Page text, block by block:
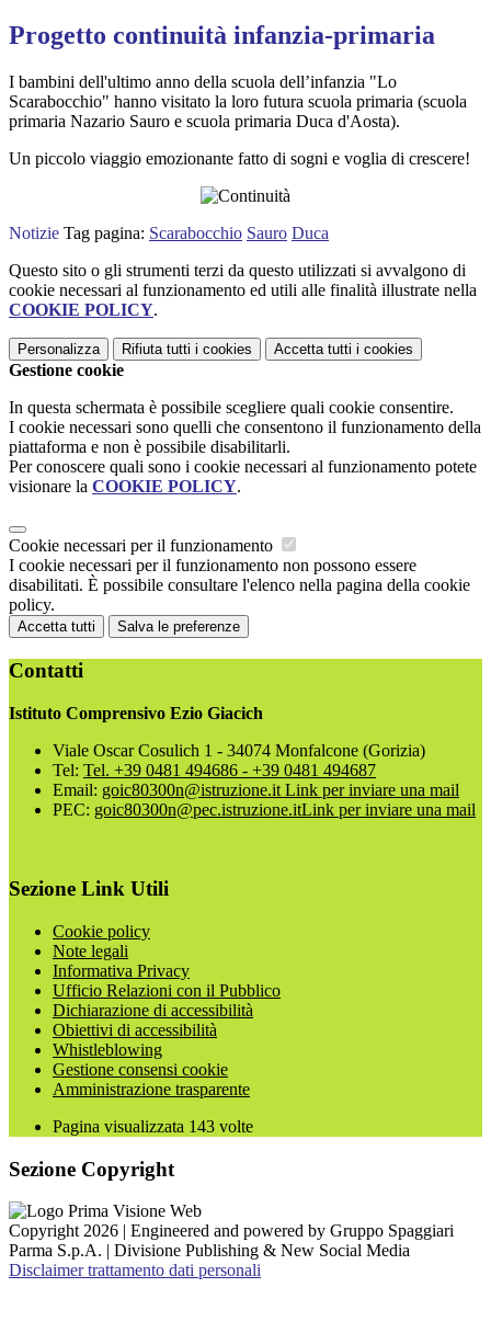
Progetto continuità infanzia-primaria
I bambini dell'ultimo anno della scuola dell’infanzia "Lo
Scarabocchio" hanno visitato la loro futura scuola primaria (scuola
primaria Nazario Sauro e scuola primaria Duca d'Aosta).
Un piccolo viaggio emozionante fatto di sogni e voglia di crescere!
Notizie Tag pagina: Scarabocchio Sauro Duca
Questo sito o gli strumenti terzi da questo utilizzati si avvalgono di
cookie necessari al funzionamento ed utili alle finalità illustrate nella
COOKIE POLICY.
Personalizza Rifiuta tutti i cookies Accetta tutti i cookies
Gestione cookie
In questa schermata è possibile scegliere quali cookie consentire.
I cookie necessari sono quelli che consentono il funzionamento della
piattaforma e non è possibile disabilitarli.
Per conoscere quali sono i cookie necessari al funzionamento potete
visionare la COOKIE POLICY.
Cookie necessari per il funzionamento
I cookie necessari per il funzionamento non possono essere
disabilitati. È possibile consultare l'elenco nella pagina della cookie
policy.
Accetta tutti Salva le preferenze
Contatti
Istituto Comprensivo Ezio Giacich
Viale Oscar Cosulich 1 - 34074 Monfalcone (Gorizia)
Tel: Tel. +39 0481 494686 - +39 0481 494687
Email: goic80300n@istruzione.it Link per inviare una mail
PEC: goic80300n@pec.istruzione.itLink per inviare una mail
Sezione Link Utili
Cookie policy
Note legali
Informativa Privacy
Ufficio Relazioni con il Pubblico
Dichiarazione di accessibilità
Obiettivi di accessibilità
Whistleblowing
Gestione consensi cookie
Amministrazione trasparente
Pagina visualizzata 143 volte
Sezione Copyright
Copyright 2026 | Engineered and powered by Gruppo Spaggiari
Parma S.p.A. | Divisione Publishing & New Social Media
Disclaimer trattamento dati personali